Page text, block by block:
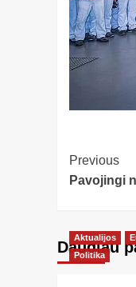
Post
Previous
Pavojingi
Daugiau
Aktualijos
Politika